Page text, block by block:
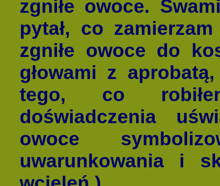
zgniłe owoce.
pytał, co
zgniłe owoce do
głowami z
tego, co
doświadczenia
owoce
uwarunkowania i